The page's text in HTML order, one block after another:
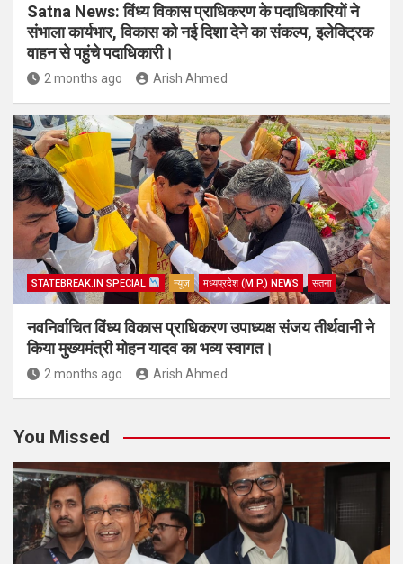
Satna News: विंध्य विकास प्राधिकरण के पदाधिकारियों ने
संभाला कार्यभार, विकास को नई दिशा देने का संकल्प, इलेक्ट्रिक
वाहन से पहुंचे पदाधिकारी।
2 months ago Arish Ahmed
STATEBREAK.IN SPECIAL न्यूज़ मध्यप्रदेश (M.P.) NEWS सतना
नवनिर्वाचित विंध्य विकास प्राधिकरण उपाध्यक्ष संजय तीर्थवानी ने
किया मुख्यमंत्री मोहन यादव का भव्य स्वागत।
2 months ago Arish Ahmed
You Missed